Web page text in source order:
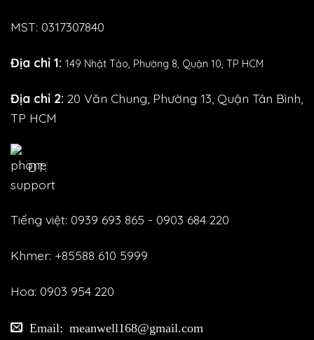
MST: 0317307840
Địa chỉ 1: 149 Nhật Tảo, Phường 8, Quận 10, TP HCM
Địa chỉ 2: 20 Văn Chung, Phường 13, Quận Tân Bình,
TP HCM
ĐT:
Tiếng việt: 0939 693 865 - 0903 684 220
Khmer: +85588 610 5999
Hoa: 0903 954 220
Email: meanwell168@gmail.com